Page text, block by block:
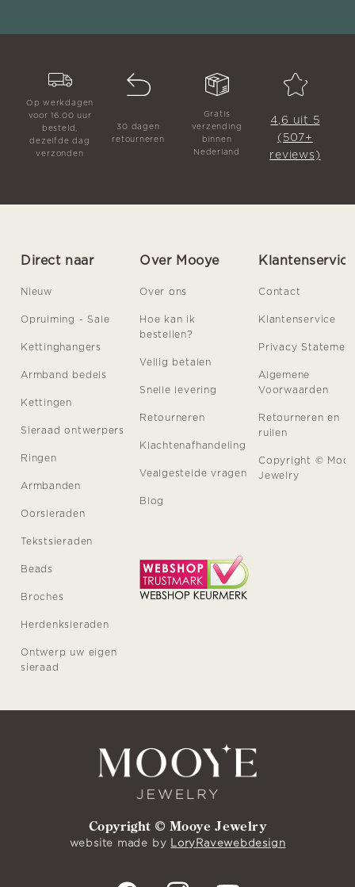
Op werkdagen
voor 16.00 uur
besteld,
dezelfde dag
verzonden
30 dagen
retourneren
Gratis
verzending
binnen
Nederland
4,6 uit 5
(507+
reviews)
Direct naar
Nieuw
Opruiming - Sale
Kettinghangers
Armband bedels
Kettingen
Sieraad ontwerpers
Ringen
Armbanden
Oorsieraden
Tekstsieraden
Beads
Broches
Herdenksieraden
Ontwerp uw eigen
sieraad
Over Mooye
Over ons
Hoe kan ik
bestellen?
Veilig betalen
Snelle levering
Retourneren
Klachtenafhandeling
Vealgestelde vragen
Blog
Klantenservice
Contact
Klantenservice
Privacy
Algemene
Voorwaarden
Retourneren en
ruilen
Copyright ©
Jewelry
Copyright © Mooye Jewelry
website made by LoryRavewebdesign